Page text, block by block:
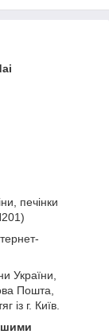
печінки
України,
Пошта,
із г. Київ.